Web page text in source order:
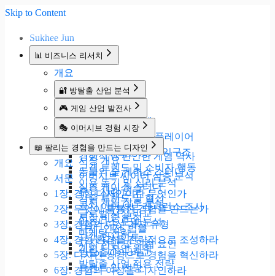
Skip to Content
Sukhee Jun
📊 비즈니스 리서치
개요
🔐 방탈출 산업 분석
개요
시장규모 및 통계
업계현황 및 주요 플레이어
비즈니스모델 및 수익구조
고객 트렌드 및 소비자 행동
이용 동기 및 심리 분석
기술 트렌드 및 혁신
글로벌 시장 비교
규제, 안전, 법률
시장 전망 및 위협 요인
🎮 게임 산업 발전사
개요
게임 시장 개요
경쟁적 vs 편안한 게임 역사
동물의 숲 케이스 스터디
심즈 케이스 스터디
코지 게임 장르 분석
시장 비중 분석
마케팅 전략
게임 디자인 원칙
방탈출 사업 적용 전략
🎭 이머시브 경험 시장
개요
시장 개요
이머시브 씨어터 심층 분석
주요 사례 연구
코지 이머시브 레퍼런스 조사
비즈니스 모델 분석
고객 인사이트
방탈출과의 비교
트렌드 및 전망
📖 팔리는 경험을 만드는 디자인
개요
서문
1장. 경험 디자인이란 무엇인가
2장. 무엇이 훌륭한 경험을 만드는가
3장. 경험의 다섯 가지 유형
4장. 경험 환경을 전략적으로 조성하라
5장. 디자인 씽킹으로 경험을 혁신하라
6장. 경험의 여정을 디자인하라